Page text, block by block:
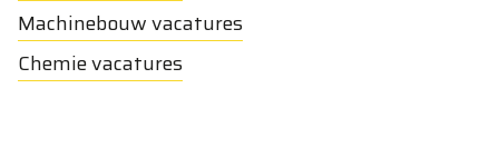
Machinebouw vacatures
Chemie vacatures